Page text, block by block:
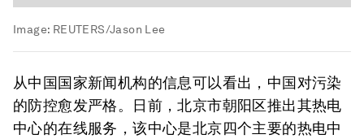
Image: REUTERS/Jason Lee
从中国国家新闻机构的信息可以看出，中国对污染
的防控愈发严格。日前，北京市朝阳区推出其热电
中心的在线服务，该中心是北京四个主要的热电中